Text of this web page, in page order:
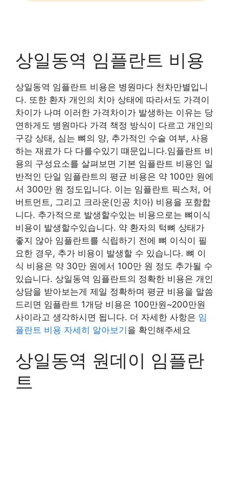
상일동역 임플란트 비용
상일동역 임플란트 비용은 병원마다 천차만별입니
다. 또한 환자 개인의 치아 상태에 따라서도 가격이
차이가 나며 이러한 가격차이가 발생하는 이유는 당
연하게도 병원마다 가격 책정 방식이 다르고 개인의
구강 상태, 심는 뼈의 양, 추가적인 수술 여부, 사용
하는 재료가 다 다를수있기 떄문입니다.임플란트 비
용의 구성요소를 살펴보면 기본 임플란트 비용인 일
반적인 단일 임플란트의 평균 비용은 약 100만 원에
서 300만 원 정도입니다. 이는 임플란트 픽스처, 어
버트먼트, 그리고 크라운(인공 치아) 비용을 포함합
니다. 추가적으로 발생할수있는 비용으로는 뼈이식
비용이 발생할수있습니다. 약 환자의 턱뼈 상태가
좋지 않아 임플란트를 식립하기 전에 뼈 이식이 필
요한 경우, 추가 비용이 발생할 수 있습니다. 뼈 이
식 비용은 약 30만 원에서 100만 원 정도 추가될 수
있습니다. 상일동역 임플란트의 정확한 비용은 개인
상담을 받아보는게 제일 정확하며 평균 비용을 말씀
드리면 임플란트 1개당 비용은 100만원~200만원
사이라고 생각하시면 됩니다. 더 자세한 사항은 임
플란트 비용 자세히 알아보기을 확인해주세요
상일동역 원데이 임플란
트